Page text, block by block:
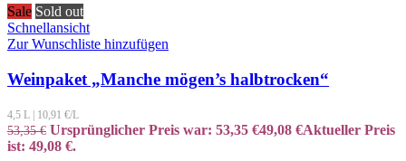
Sale Sold out
Schnellansicht
Zur Wunschliste hinzufügen
Weinpaket „Manche mögen’s halbtrocken“
4,5 L 10,91 €/L
53,35€ Ursprünglicher Preis war: 53,35 €49,08 €Aktueller Preis
ist: 49,08 €.